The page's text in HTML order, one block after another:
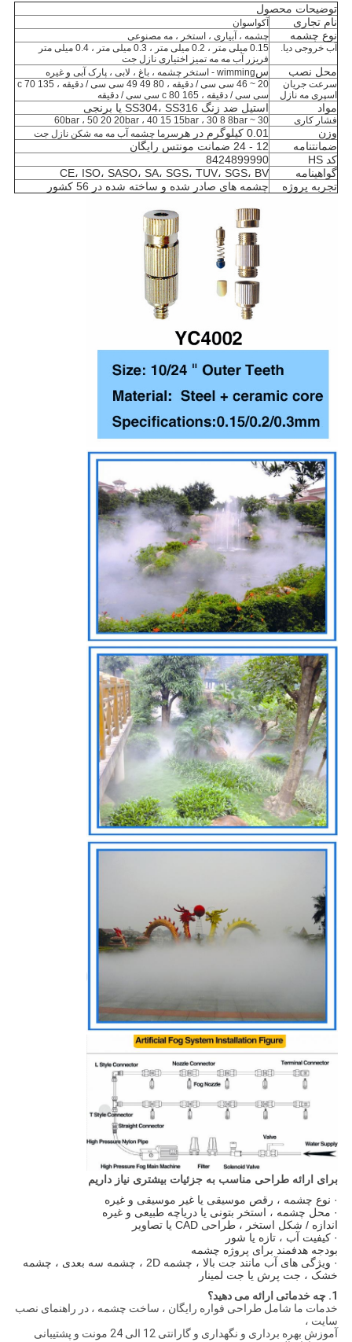
توضیحات محصول
نام تجاری
آکواسوان
نوع چشمه
چشمه ، آبیاری ، استخر ، مه مصنوعی
آب خروجی دیا.
0.15 میلی متر ، 0.2 میلی متر ، 0.3 میلی متر ، 0.4 میلی متر
فریزر آب مه مه تمیز اختیاری نازل جت
محل نصب سwimming - استخر چشمه ، باغ ، لابی ، پارک آبی و غیره
سرعت جریان
اسپری مه نازل
20 ~ 46 سی سی / دقیقه ، 80 49 49 سی سی / دقیقه ، 135 c 70
سی سی / دقیقه ، 165 c 80 سی سی / دقیقه
مواد استیل ضد زنگ SS304، SS316 یا برنجی
فشار کاری 30 ~ 60bar ، 50 20 20bar ، 40 15 15bar ، 30 8 8bar
وزن 0.01 کیلوگرم در هر سرما چشمه آب مه مه شکن نازل جت
ضمانتنامه
12 - 24 ضمانت مونتس رایگان
کد HS
8424899990
گواهینامه
CE، ISO، SASO، SA، SGS، TUV، SGS، BV
تجربه پروژه
چشمه های صادر شده و ساخته شده در 56 کشور
برای ارائه طراحی مناسب به جزئیات بیشتری نیاز داریم
· نوع چشمه ، رقص موسیقی یا غیر موسیقی و غیره
· محل چشمه ، استخر بتونی یا دریاچه طبیعی و غیره
اندازه / شکل استخر ، طراحی CAD یا تصاویر
· کیفیت آب ، تازه یا شور
بودجه هدفمند برای پروژه چشمه
· ویژگی های آب مانند جت بالا ، چشمه 2D ، چشمه سه بعدی ، چشمه
خشک ، جت پرش یا جت لمینار
1. چه خدماتی ارائه می دهید؟
خدمات ما شامل طراحی فواره رایگان ، ساخت چشمه ، در راهنمای نصب
سایت ،
آموزش بهره برداری و نگهداری و گارانتی 12 الی 24 مونت و پشتیبانی